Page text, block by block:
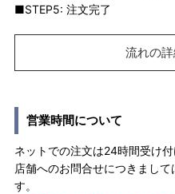
■STEP5: 注文完了
流れの
営業時間について
ネットでの注文は24時間受け付
店舗へのお問合せにつきまし
す。